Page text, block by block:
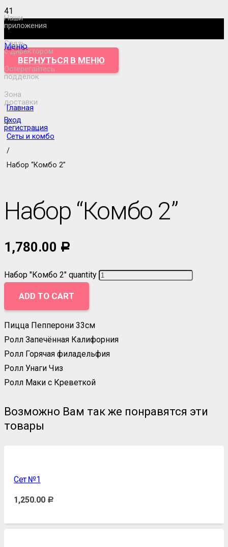
Наши
приложения
Связь
с директором
Остерегайтесь
подделок
Зона
доставки
Вход
регистрация
Меню
ВЕРНУТЬСЯ В МЕНЮ
Главная
/
Сеты и комбо
/
Набор “Комбо 2”
Набор “Комбо 2”
1,780.00 Р
Набор "Комбо 2" quantity
ADD TO CART
Пицца Пепперони 33см
Ролл Запечённая Калифорния
Ролл Горячая филадельфия
Ролл Унаги Чиз
Ролл Маки с Креветкой
Возможно Вам так же понравятся эти
товары
Сет №1
1,250.00 Р